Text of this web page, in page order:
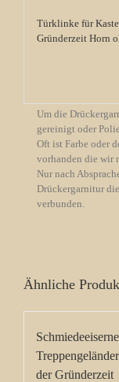
Türklinke für
Gründerzeit Horn
Um die
gereinigt oder
Oft ist Farbe oder
vorhanden die wir
Nur nach
Drückergarnitur
verbunden.
Ähnliche
der Gründerzeit